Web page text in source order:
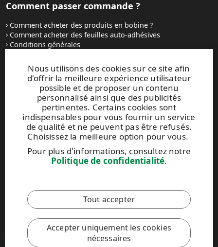
Nous utilisons des cookies sur ce site afin
d'offrir la meilleure expérience utilisateur
possible et de proposer un contenu
personnalisé ainsi que des publicités
pertinentes. Certains cookies sont
indispensables pour vous fournir un service
de qualité et ne peuvent pas être refusés.
Choisissez la meilleure option pour vous.
Pour plus d'informations, consultez notre
Politique de confidentialité.
Tout accepter
Accepter uniquement les cookies
nécessaires
Comment passer commande ?
Comment acheter des produits en bobine ?
Comment acheter des feuilles auto-adhésives
Conditions générales
Sites Internet et contacts
UPM Raflatac Graphics Solutions
UPM Raflatac Office Products
UPM Raflatac Industrial Removables
Contacts
s'appliquent.
Code de conduite UPM